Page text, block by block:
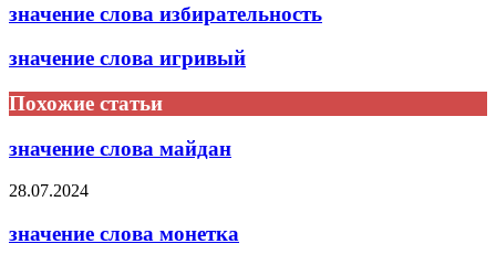
значение слова избирательность
значение слова игривый
Похожие статьи
значение слова майдан
28.07.2024
значение слова монетка